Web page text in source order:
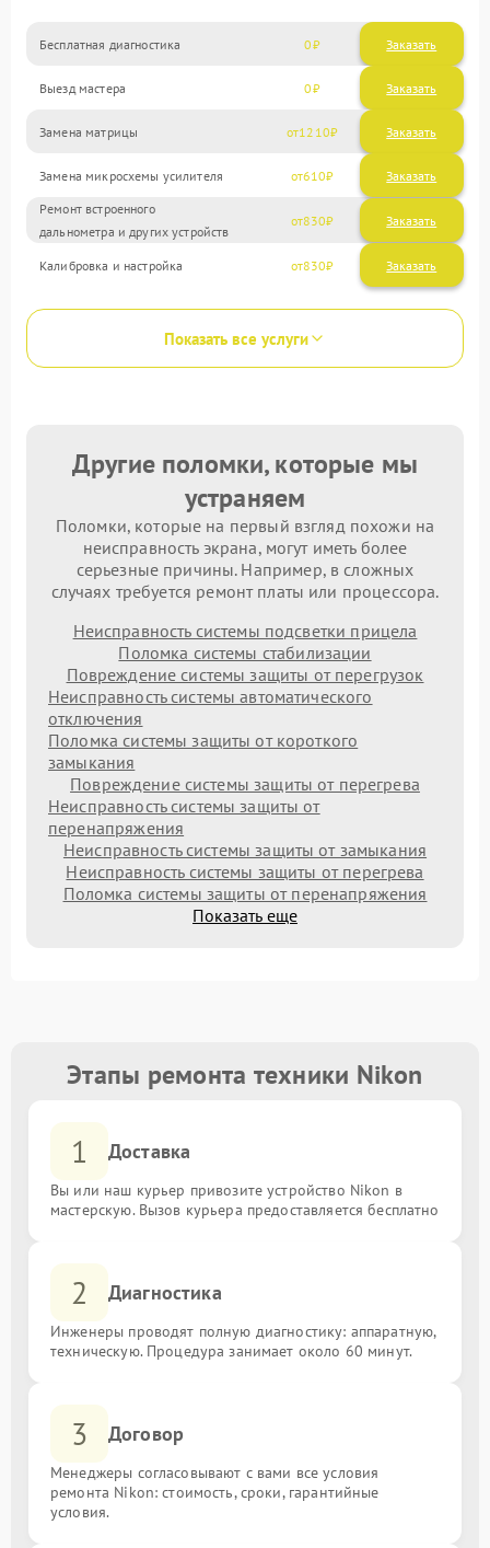
Бесплатная диагностика 0 Заказать
Выезд мастера 0 Заказать
Замена матрицы 1210
Замена микросхемы усилителя 610
Ремонт встроенного
дальнометра и других устройств
830
Калибровка и настройка 830
Показать все услуги
Другие поломки, которые мы
устраняем
Поломки, которые на первый взгляд похожи на
неисправность экрана, могут иметь более
серьезные причины. Например, в сложных
случаях требуется ремонт платы или процессора.
Неисправность системы подсветки прицела
Поломка системы стабилизации
Повреждение системы защиты от перегрузок
Неисправность системы автоматического
отключения
Поломка системы защиты от короткого
замыкания
Повреждение системы защиты от перегрева
Неисправность системы защиты от
перенапряжения
Неисправность системы защиты от замыкания
Неисправность системы защиты от перегрева
Поломка системы защиты от перенапряжения
Показать еще
Этапы ремонта техники Nikon
1 Доставка
Вы или наш курьер привозите устройство Nikon в
мастерскую. Вызов курьера предоставляется бесплатно
2 Диагностика
Инженеры проводят полную диагностику: аппаратную,
техническую. Процедура занимает около 60 минут.
3 Договор
Менеджеры согласовывают с вами все условия
ремонта Nikon: стоимость, сроки, гарантийные
условия.